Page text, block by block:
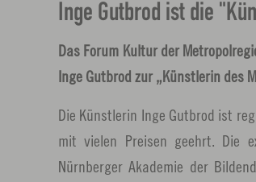
Inge Gutbrod ist die
Das Forum Kultur der
Inge Gutbrod zur „Künstlerin des
Die Künstlerin Inge Gutbrod ist
mit vielen Preisen geehrt. Die
Nürnberger Akademie der